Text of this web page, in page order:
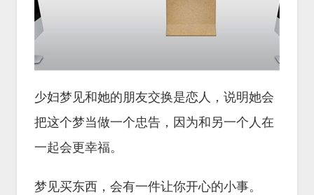
少妇梦见和她的朋友交换是恋人，说明她会
把这个梦当做一个忠告，因为和另一个人在
一起会更幸福。
梦见买东西，会有一件让你开心的小事。